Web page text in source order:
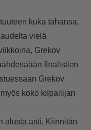
kuka tahansa,
vielä
Grekov
finalistien
Grekov
koko kilpailijan
alusta asti. Kiinnitän